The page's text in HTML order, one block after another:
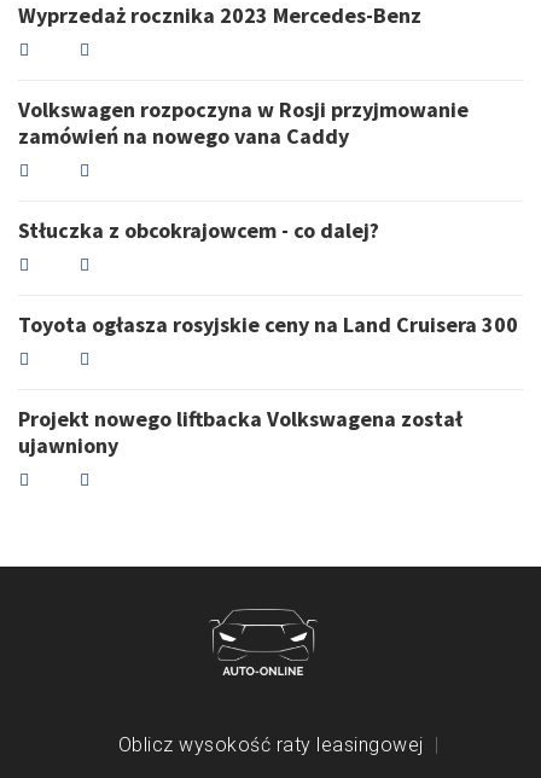
Wyprzedaż rocznika 2023 Mercedes-Benz
Volkswagen rozpoczyna w Rosji przyjmowanie
zamówień na nowego vana Caddy
Stłuczka z obcokrajowcem - co dalej?
Toyota ogłasza rosyjskie ceny na Land Cruisera 300
Projekt nowego liftbacka Volkswagena został
ujawniony
Oblicz wysokość raty leasingowej